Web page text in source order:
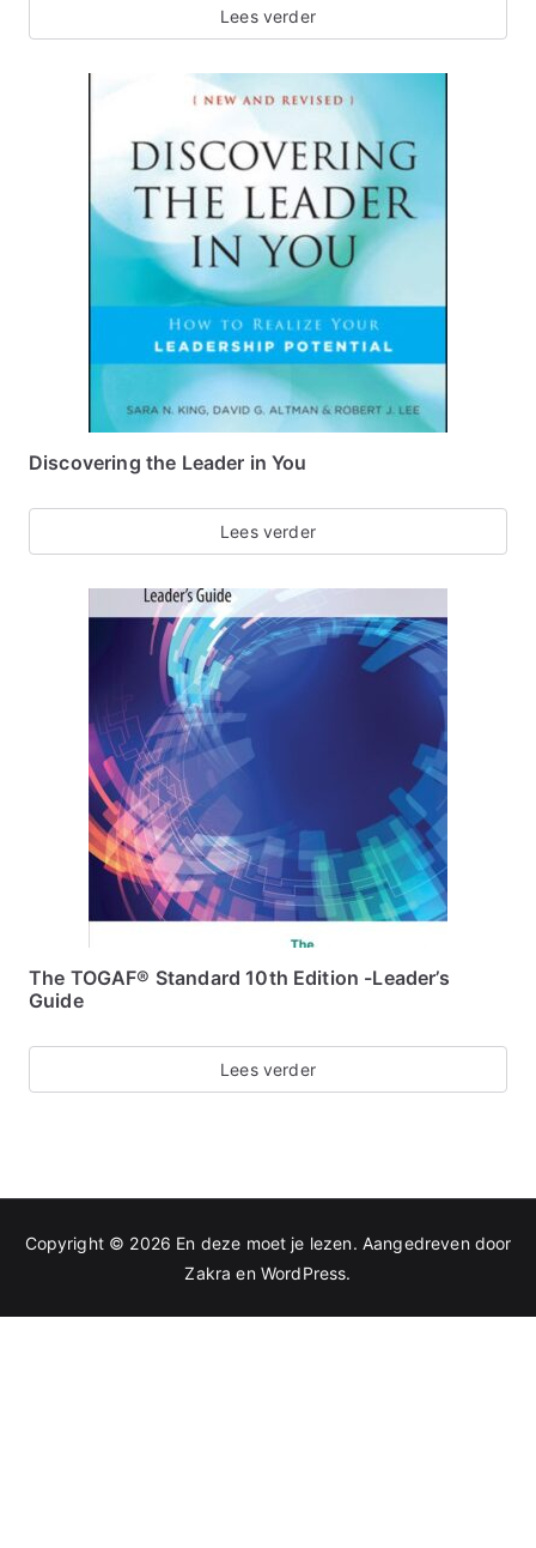
Lees verder
Discovering the Leader in You
Lees verder
The TOGAF® Standard 10th Edition -Leader’s
Guide
Lees verder
Copyright © 2026 En deze moet je lezen. Aangedreven door
Zakra en WordPress.